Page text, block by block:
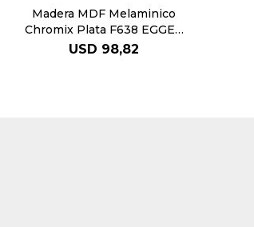
Madera MDF Melaminico
Chromix Plata F638 EGGER
18mm
USD 98,82